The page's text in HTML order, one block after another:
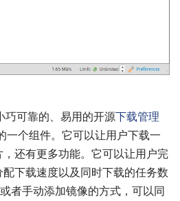
巧可靠的、易用的开源下载管理
一个组件。它可以让用户下载一
还有更多功能。它可以让用户完
下载速度以及同时下载的任务数
者手动添加镜像的方式，可以同